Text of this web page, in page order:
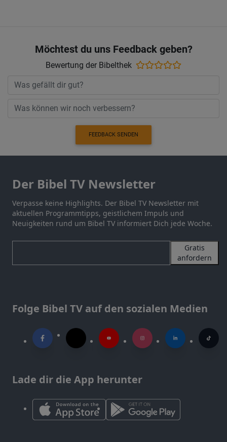
Möchtest du uns Feedback geben?
Bewertung der Bibelthek
FEEDBACK SENDEN
Der Bibel TV Newsletter
Verpasse keine Highlights. Der Bibel TV Newsletter mit
aktuellen Programmtipps, geistlichem Impuls und
Neuigkeiten rund um Bibel TV informiert Dich jede Woche.
Gratis
anfordern
Folge Bibel TV auf den sozialen Medien
Lade dir die App herunter